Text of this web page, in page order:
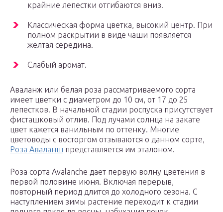
крайние лепестки отгибаются вниз.
Классическая форма цветка, высокий центр. При
полном раскрытии в виде чаши появляется
желтая середина.
Слабый аромат.
Аваланж или белая роза рассматриваемого сорта
имеет цветки с диаметром до 10 см, от 17 до 25
лепестков. В начальной стадии роспуска присутствует
фисташковый отлив. Под лучами солнца на закате
цвет кажется ванильным по оттенку. Многие
цветоводы с восторгом отзываются о данном сорте,
Роза Аваланш представляется им эталоном.
Роза сорта Avalanche дает первую волну цветения в
первой половине июня. Включая перерыв,
повторный период длится до холодного сезона. С
наступлением зимы растение переходит к стадии